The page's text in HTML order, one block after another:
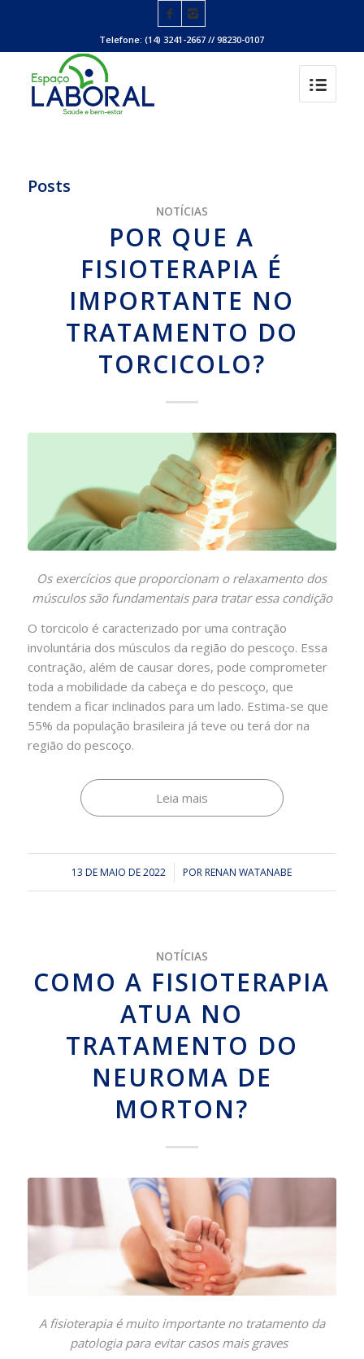
Telefone: (14) 3241-2667 // 98230-0107
Posts
NOTÍCIAS
POR QUE A
FISIOTERAPIA É
IMPORTANTE NO
TRATAMENTO DO
TORCICOLO?
Os exercícios que proporcionam o relaxamento dos
músculos são fundamentais para tratar essa condição
O torcicolo é caracterizado por uma contração
involuntária dos músculos da região do pescoço. Essa
contração, além de causar dores, pode comprometer
toda a mobilidade da cabeça e do pescoço, que
tendem a ficar inclinados para um lado. Estima-se que
55% da população brasileira já teve ou terá dor na
região do pescoço.
Leia mais
13 DE MAIO DE 2022
/ PORRENAN WATANABE
NOTÍCIAS
COMO A FISIOTERAPIA
ATUA NO
TRATAMENTO DO
NEUROMA DE
MORTON?
A fisioterapia é muito importante no tratamento da
patologia para evitar casos mais graves